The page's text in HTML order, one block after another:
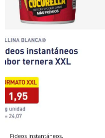
Fideos instantáneos.